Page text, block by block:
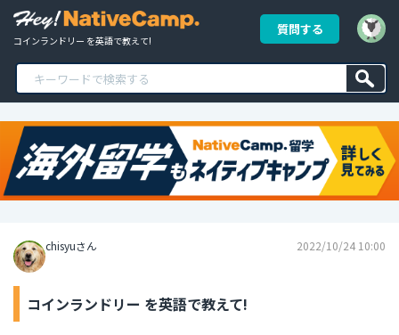
コインランドリー を英語で教えて!
質問する
chisyuさん 2022/10/24 10:00
コインランドリー を英語で教えて!